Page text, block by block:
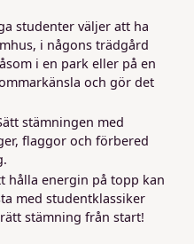
studenter väljer att ha
i någons trädgård
i en park eller på en
och gör det
stämningen med
flaggor och förbered
hålla energin på topp kan
med studentklassiker
stämning från start!